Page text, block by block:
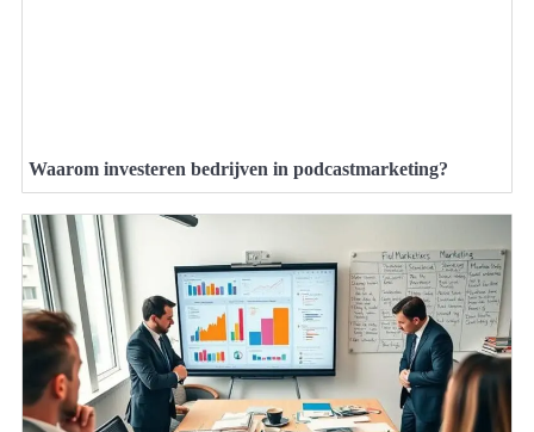
Waarom investeren bedrijven in podcastmarketing?